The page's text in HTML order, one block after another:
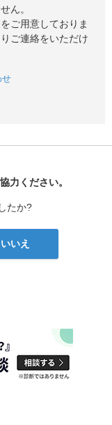
ん。
ご用意しておりま
ご連絡をいただけ
せ
力ください。
たか?
いいえ